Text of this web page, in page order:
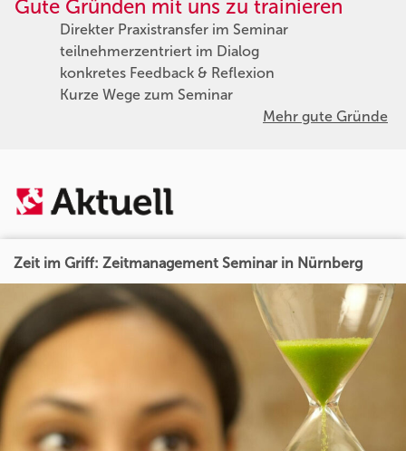
Gute Gründen mit uns zu trainieren
Direkter Praxistransfer im Seminar
teilnehmerzentriert im Dialog
konkretes Feedback & Reflexion
Kurze Wege zum Seminar
Mehr gute Gründe
Zeit im Griff: Zeitmanagement Seminar in Nürnberg